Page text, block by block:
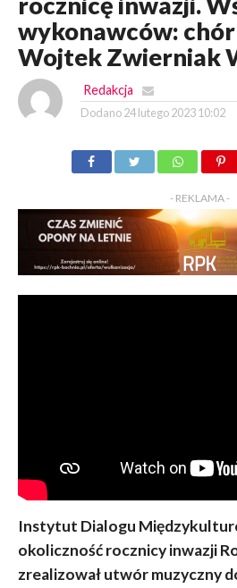
wykonawców: chór
Wojtek Zwierniak
Redakcja
Dodano 24 lutego 2023 10:02
- REKLAMA -
Instytut Dialogu
okoliczność rocznicy inwazji
zrealizował utwór muzyczny